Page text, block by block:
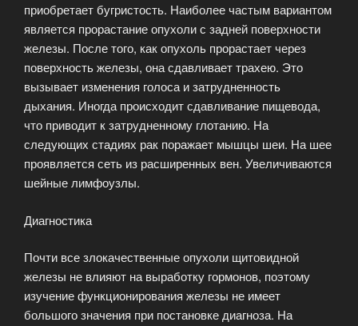
приобретает бугристость. Наиболее частым вариантом
является прорастание опухоли с задней поверхности
железы. После того, как опухоль прорастает через
поверхность железы, она сдавливает трахею. Это
вызывает изменения голоса и затрудненность
дыхания. Иногда происходит сдавливание пищевода,
что приводит к затрудненному глотанию. На
следующих стадиях рак поражает мышцы шеи. На шее
проявляется сеть из расширенных вен. Увеличиваются
шейные лимфоузлы.
Диагностика
Почти все злокачественные опухоли щитовидной
железы не влияют на выработку гормонов, поэтому
изучение функционирования железы не имеет
большого значения при постановке диагноза. На